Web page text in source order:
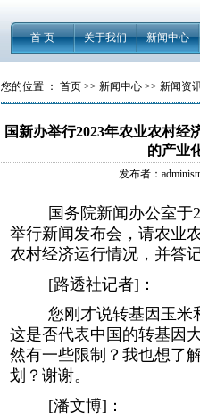
首 页 关于我们 新闻中心
您的位置 ： 首页 >> 新闻中心 >> 新闻资
国新办举行2023年农业农村
的产业
发布者：
国务院新闻办公室于
举行新闻发布会，请农业
农村经济运行情况，并答
[路透社记者] ：
您刚才说转基因玉米
这是否代表中国的转基因
然有一些限制？我也想了
划？谢谢。
[潘文博] ：